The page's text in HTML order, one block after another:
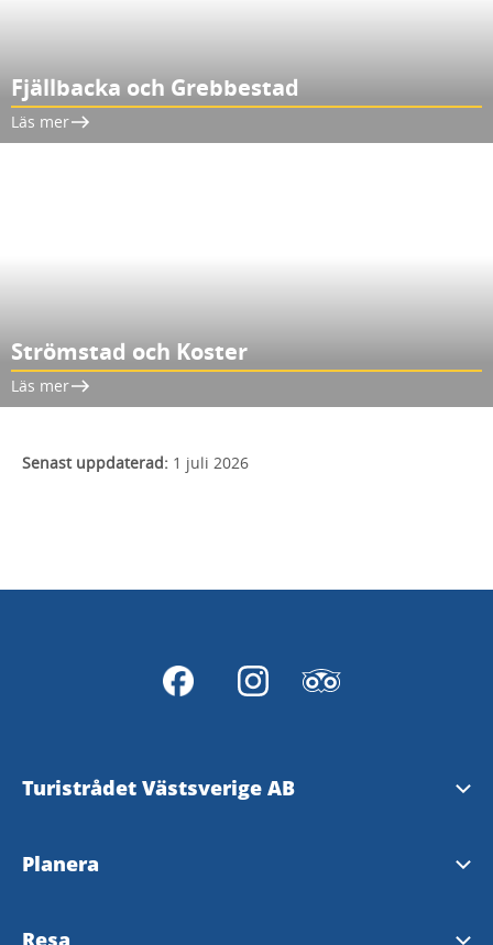
Fjällbacka och Grebbestad
Läs mer
Strömstad och Koster
Läs mer
Senast uppdaterad: 1 juli 2026
Turistrådet Västsverige AB
Tipsa om evenemang
Planera
Nyhetsbrev från Västsverige
Resa